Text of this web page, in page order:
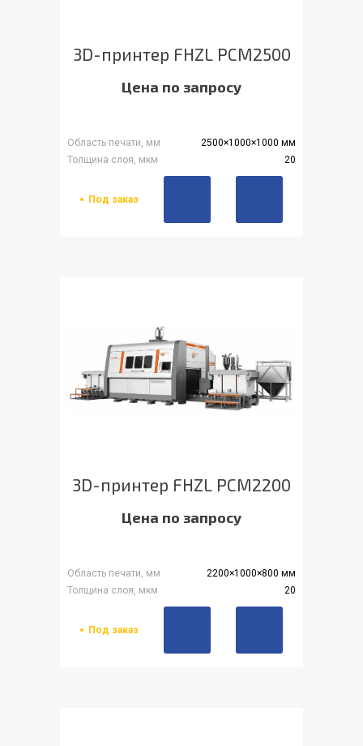
3D-принтер FHZL PCM2500
Цена по запросу
Область печати, мм
2500×1000×1000 мм
Толщина слоя, мкм
20
Под заказ
3D-принтер FHZL PCM2200
Цена по запросу
Область печати, мм
2200×1000×800 мм
Толщина слоя, мкм
20
Под заказ